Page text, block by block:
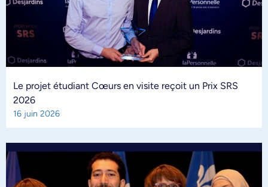
Le projet étudiant Cœurs en visite reçoit un Prix SRS
2026
16 juin 2026